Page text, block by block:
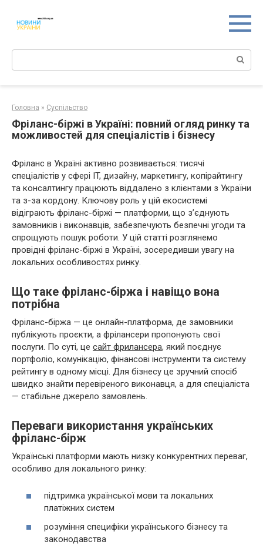
контенту
Поиск:
Головна » Суспільство
Фріланс-біржі в Україні: повний огляд ринку та
можливостей для спеціалістів і бізнесу
Фріланс в Україні активно розвивається: тисячі
спеціалістів у сфері IT, дизайну, маркетингу, копірайтингу
та консалтингу працюють віддалено з клієнтами з України
та з-за кордону. Ключову роль у цій екосистемі
відіграють фріланс-біржі — платформи, що з’єднують
замовників і виконавців, забезпечують безпечні угоди та
спрощують пошук роботи. У цій статті розглянемо
провідні фріланс-біржі в Україні, зосередивши увагу на
локальних особливостях ринку.
Що таке фріланс-біржа і навіщо вона
потрібна
Фріланс-біржа — це онлайн-платформа, де замовники
публікують проєкти, а фрілансери пропонують свої
послуги. По суті, це сайт фрилансера, який поєднує
портфоліо, комунікацію, фінансові інструменти та систему
рейтингу в одному місці. Для бізнесу це зручний спосіб
швидко знайти перевіреного виконавця, а для спеціаліста
— стабільне джерело замовлень.
Переваги використання українських
фріланс-бірж
Українські платформи мають низку конкурентних переваг,
особливо для локального ринку:
підтримка української мови та локальних
платіжних систем
розуміння специфіки українського бізнесу та
законодавства